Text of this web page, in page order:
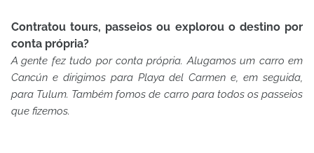
Contratou tours, passeios ou explorou o destino por
conta própria?
A gente fez tudo por conta própria. Alugamos um carro em
Cancún e dirigimos para Playa del Carmen e, em seguida,
para Tulum. Também fomos de carro para todos os passeios
que fizemos.